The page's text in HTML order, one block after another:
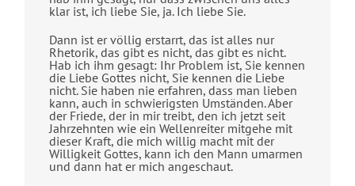
klar ist, ich liebe Sie, ja. Ich liebe Sie.
Dann ist er völlig erstarrt, das ist alles nur
Rhetorik, das gibt es nicht, das gibt es nicht.
Hab ich ihm gesagt: Ihr Problem ist, Sie kennen
die Liebe Gottes nicht, Sie kennen die Liebe
nicht. Sie haben nie erfahren, dass man lieben
kann, auch in schwierigsten Umständen. Aber
der Friede, der in mir treibt, den ich jetzt seit
Jahrzehnten wie ein Wellenreiter mitgehe mit
dieser Kraft, die mich willig macht mit der
Willigkeit Gottes, kann ich den Mann umarmen
und dann hat er mich angeschaut.